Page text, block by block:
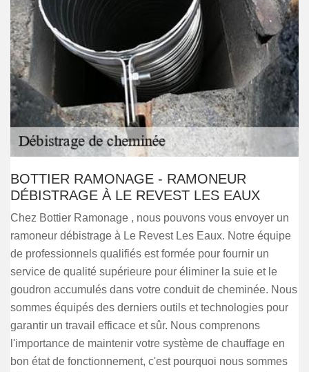
BOTTIER RAMONAGE - RAMONEUR
DÉBISTRAGE À LE REVEST LES EAUX
Chez Bottier Ramonage , nous pouvons vous envoyer un
ramoneur débistrage à Le Revest Les Eaux. Notre équipe
de professionnels qualifiés est formée pour fournir un
service de qualité supérieure pour éliminer la suie et le
goudron accumulés dans votre conduit de cheminée. Nous
sommes équipés des derniers outils et technologies pour
garantir un travail efficace et sûr. Nous comprenons
l'importance de maintenir votre système de chauffage en
bon état de fonctionnement, c'est pourquoi nous sommes